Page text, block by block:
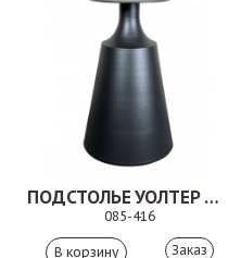
ПОДСТОЛЬЕ УОЛТЕР ДУО
085-416
Заказ